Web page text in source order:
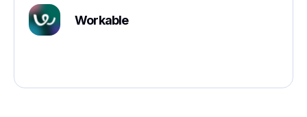
Workable